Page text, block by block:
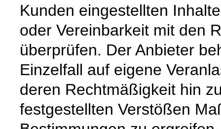
Kunden eingestellten
oder Vereinbarkeit mit den
überprüfen. Der Anbieter
Einzelfall auf eigene
deren Rechtmäßigkeit hin
festgestellten Verstößen